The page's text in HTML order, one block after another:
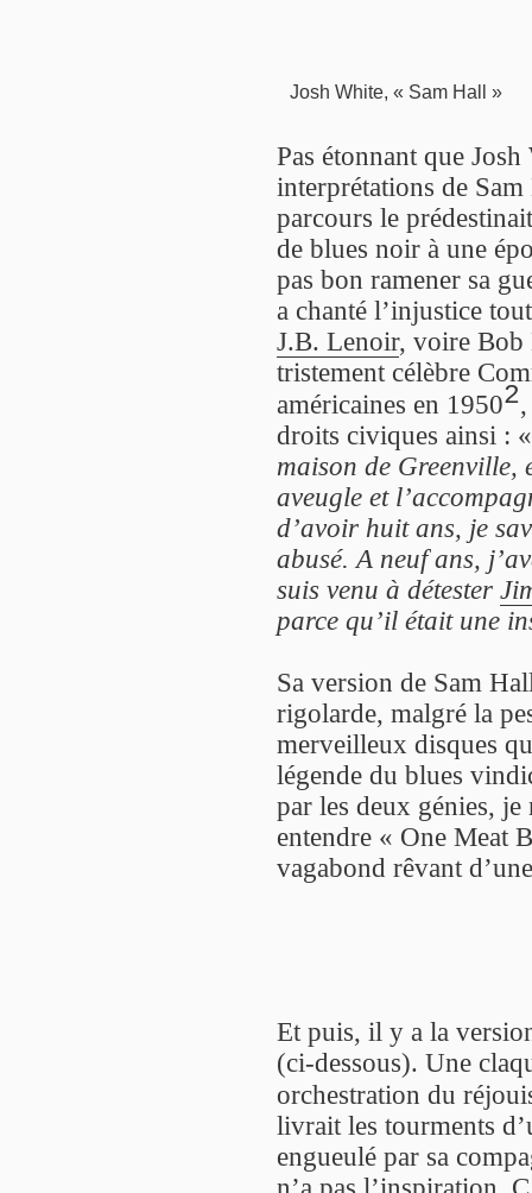
Josh White, « Sam Hall »
Pas étonnant que
interprétations de
parcours le
de blues noir à une
pas bon ramener sa
a chanté l’injustice
J.B. Lenoir, voire Bob
tristement célèbre
américaines en 19502
droits civiques ainsi :
maison de
aveugle et
d’avoir huit ans, je
abusé. A neuf ans,
suis venu à détester
parce qu’il était une
Sa version de Sam
rigolarde, malgré la
merveilleux disques
légende du blues
par les deux génies, je
entendre « One Meat
vagabond rêvant
Et puis, il y a la
(ci-dessous). Une
orchestration du
livrait les tourments
engueulé par sa
n’a pas l’inspiration.